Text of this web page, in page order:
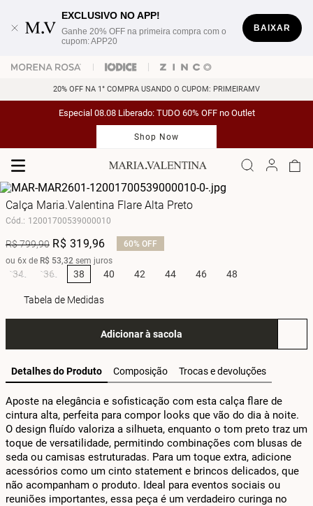
EXCLUSIVO NO APP!
Ganhe 20% OFF na primeira compra com o
cupom: APP20
BAIXAR
20% OFF NA 1° COMPRA USANDO O CUPOM: PRIMEIRAMV
Especial 08.08 Liberado: TUDO 60% OFF no Outlet
Shop Now
Calça Maria.Valentina Flare Alta Preto
Cód.: 12001700539000010
R$799,90 R$ 319,96 60% OFF
ou 6x de R$ 53,32 sem juros
34 36 38 40 42 44 46 48
Tabela de Medidas
Adicionar à sacola
Detalhes do Produto Composição Trocas e devoluções
Aposte na elegância e sofisticação com esta calça flare de
cintura alta, perfeita para compor looks que vão do dia à noite.
O design fluído valoriza a silhueta, enquanto o tom preto traz um
toque de versatilidade, permitindo combinações com blusas de
seda ou camisas estruturadas. Para um toque extra, adicione
acessórios como um cinto statement e brincos delicados, que
não acompanham o produto. Ideal para eventos sociais ou
reuniões importantes, essa peça é um verdadeiro curinga no